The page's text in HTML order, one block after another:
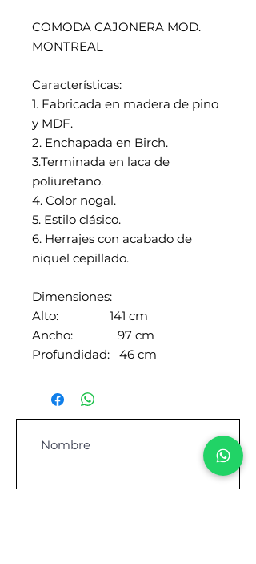
COMODA CAJONERA MOD.
MONTREAL
Características:
1. Fabricada en madera de pino
y MDF.
2. Enchapada en Birch.
3.Terminada en laca de
poliuretano.
4. Color nogal.
5. Estilo clásico.
6. Herrajes con acabado de
niquel cepillado.
Dimensiones:
Alto: 141 cm
Ancho: 97 cm
Profundidad: 46 cm